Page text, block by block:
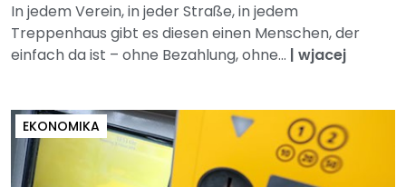
In jedem Verein, in jeder Straße, in jedem
Treppenhaus gibt es diesen einen Menschen, der
einfach da ist – ohne Bezahlung, ohne... | wjacej
EKONOMIKA